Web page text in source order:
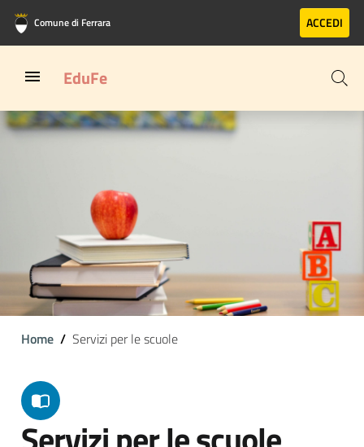
Vai al contenuto principale
Vai al footer
Comune di Ferrara ACCEDI
EduFe
Home Servizi per le scuole